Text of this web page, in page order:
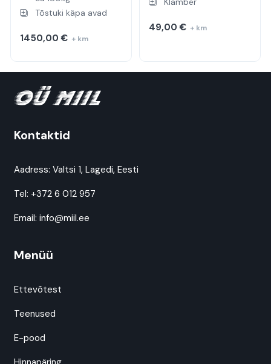
Tõstuki käpa avad
1450,00€ + km
49,00€ + km
Kontaktid
Aadress: Valtsi 1, Lagedi, Eesti
Tel: +372 6 012 957
Email: info@miil.ee
Menüü
Ettevõtest
Teenused
E-pood